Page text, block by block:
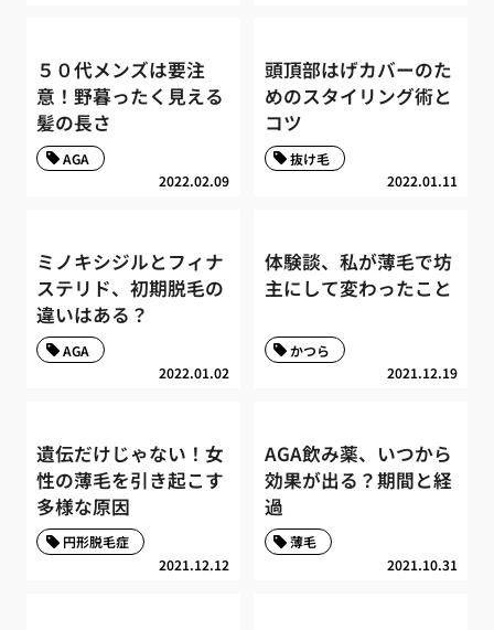
５０代メンズは要注
意！野暮ったく見える
髪の長さ
2022.02.09
AGA
頭頂部はげカバーのた
めのスタイリング術と
コツ
2022.01.11
抜け毛
ミノキシジルとフィナ
ステリド、初期脱毛の
違いはある？
2022.01.02
AGA
体験談、私が薄毛で坊
主にして変わったこと
2021.12.19
かつら
遺伝だけじゃない！女
性の薄毛を引き起こす
多様な原因
2021.12.12
円形脱毛症
AGA飲み薬、いつから
効果が出る？期間と経
過
2021.10.31
薄毛